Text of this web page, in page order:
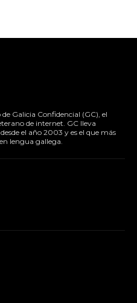
Galicia Confidencial (GC), el
de internet. GC lleva
el año 2003 y es el que más
lengua gallega.